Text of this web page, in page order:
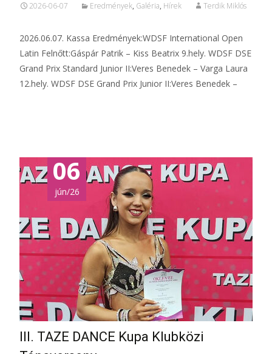
2026-06-07 Eredmények, Galéria, Hírek Terdik Miklós
2026.06.07. Kassa Eredmények:WDSF International Open
Latin Felnőtt:Gáspár Patrik – Kiss Beatrix 9.hely. WDSF DSE
Grand Prix Standard Junior II:Veres Benedek – Varga Laura
12.hely. WDSF DSE Grand Prix Junior II:Veres Benedek –
06
jún/26
III. TAZE DANCE Kupa Klubközi